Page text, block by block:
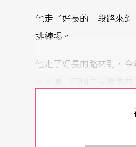
他走了好長的一段路來
排練場。
他走了好長的路來到，
水火風」四個主要象徵
身體的意義 血脈、文化
面對眼前這一個膚色黝